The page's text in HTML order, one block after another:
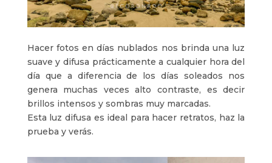
Hacer fotos en días nublados nos brinda una luz
suave y difusa prácticamente a cualquier hora del
día que a diferencia de los días soleados nos
genera muchas veces alto contraste, es decir
brillos intensos y sombras muy marcadas.
Esta luz difusa es ideal para hacer retratos, haz la
prueba y verás.